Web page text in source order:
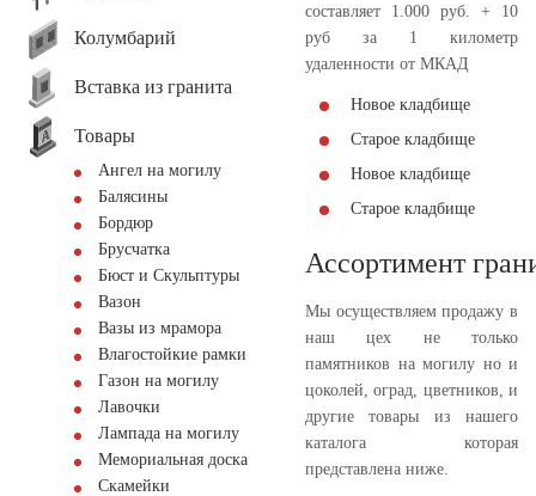
Колумбарий
Вставка из гранита
Товары
Ангел на могилу
Балясины
Бордюр
Брусчатка
Бюст и Скульптуры
Вазон
Вазы из мрамора
Влагостойкие рамки
Газон на могилу
Лавочки
Лампада на могилу
Мемориальная доска
Скамейки
составляет 1.000 руб. + 10
руб за 1 километр
удаленности от МКАД
Новое кладбище
Старое кладбище
Новое кладбище
Старое кладбище
Ассортимент
Мы осуществляем продажу в
наш цех не только
памятников на могилу но и
цоколей, оград, цветников, и
другие товары из нашего
каталога которая
представлена ниже.